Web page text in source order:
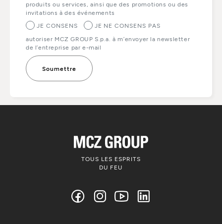
produits ou services, ainsi que des promotions ou des
invitations à des événements
JE CONSENS
JE NE CONSENS PAS
autoriser MCZ GROUP S.p.a. à m’envoyer la newsletter
de l’entreprise par e-mail
TOUS LES ESPRITS
DU FEU